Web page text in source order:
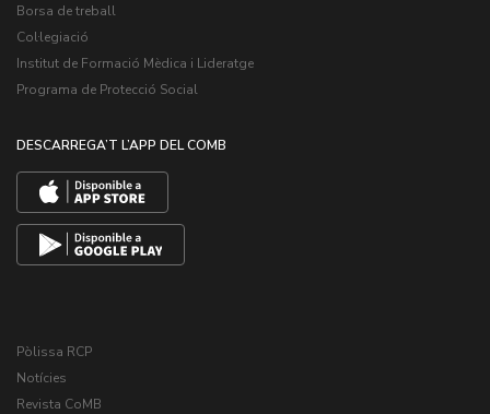
Borsa de treball
Col·legiació
Institut de Formació Mèdica i Lideratge
Programa de Protecció Social
DESCARREGA’T L’APP DEL COMB
Pòlissa RCP
Notícies
Revista CoMB